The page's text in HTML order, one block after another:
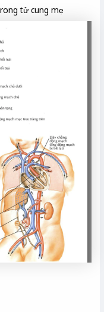
tử cung mẹ